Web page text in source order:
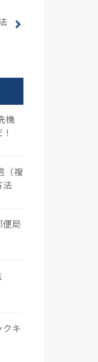
機
（複
法
便局
クキ